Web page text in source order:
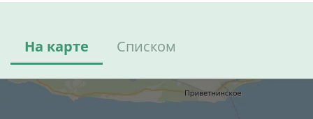
На карте Списком